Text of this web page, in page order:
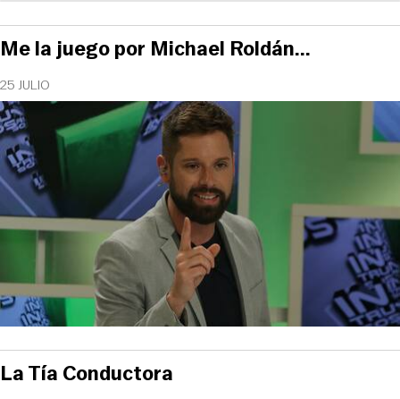
25 JULIO
Me la juego por Michael Roldán...
La Tía Conductora